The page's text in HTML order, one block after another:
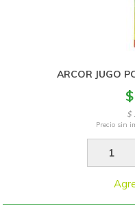
ARCOR JUGO
$
Precio sin